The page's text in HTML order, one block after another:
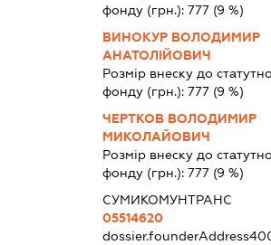
фонду (грн.):777 (9 %)
ВИНОКУР ВОЛОДИМИР
АНАТОЛІЙОВИЧ
Розмір внеску до
фонду (грн.):777 (9 %)
ЧЕРТКОВ ВОЛОДИМИР
МИКОЛАЙОВИЧ
Розмір внеску до
фонду (грн.):777 (9 %)
СУМИКОМУНТРАНС
05514620
dossier.founderAddress